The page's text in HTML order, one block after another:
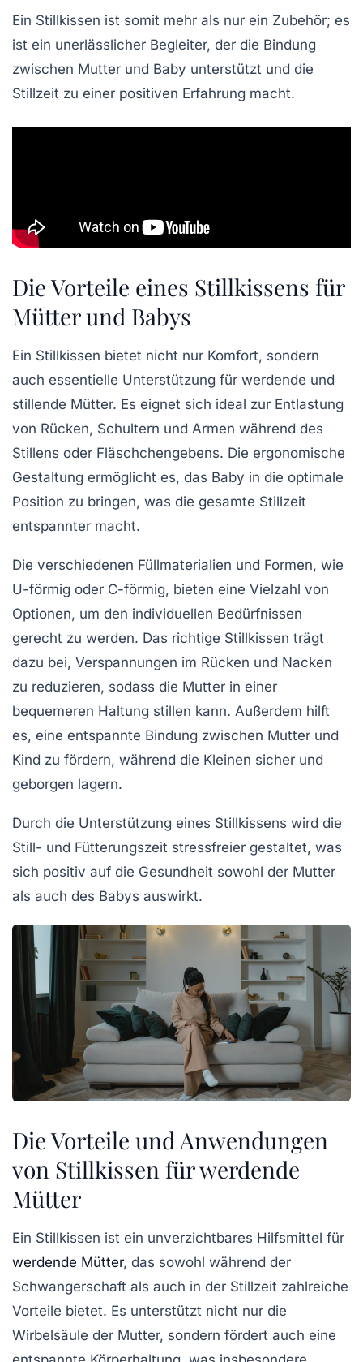
Ein Stillkissen ist somit mehr als nur ein Zubehör; es
ist ein unerlässlicher Begleiter, der die Bindung
zwischen Mutter und Baby unterstützt und die
Stillzeit zu einer positiven Erfahrung macht.
Die Vorteile eines Stillkissens für
Mütter und Babys
Ein Stillkissen bietet nicht nur Komfort, sondern
auch essentielle Unterstützung für werdende und
stillende Mütter. Es eignet sich ideal zur Entlastung
von Rücken, Schultern und Armen während des
Stillens oder Fläschchengebens. Die ergonomische
Gestaltung ermöglicht es, das Baby in die optimale
Position zu bringen, was die gesamte Stillzeit
entspannter macht.
Die verschiedenen Füllmaterialien und Formen, wie
U-förmig oder C-förmig, bieten eine Vielzahl von
Optionen, um den individuellen Bedürfnissen
gerecht zu werden. Das richtige Stillkissen trägt
dazu bei, Verspannungen im Rücken und Nacken
zu reduzieren, sodass die Mutter in einer
bequemeren Haltung stillen kann. Außerdem hilft
es, eine entspannte Bindung zwischen Mutter und
Kind zu fördern, während die Kleinen sicher und
geborgen lagern.
Durch die Unterstützung eines Stillkissens wird die
Still- und Fütterungszeit stressfreier gestaltet, was
sich positiv auf die Gesundheit sowohl der Mutter
als auch des Babys auswirkt.
Die Vorteile und Anwendungen
von Stillkissen für werdende
Mütter
Ein Stillkissen ist ein unverzichtbares Hilfsmittel für
werdende Mütter, das sowohl während der
Schwangerschaft als auch in der Stillzeit zahlreiche
Vorteile bietet. Es unterstützt nicht nur die
Wirbelsäule der Mutter, sondern fördert auch eine